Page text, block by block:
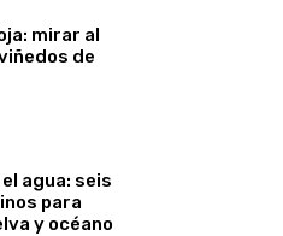
mirar al
de
agua: seis
para
y océano